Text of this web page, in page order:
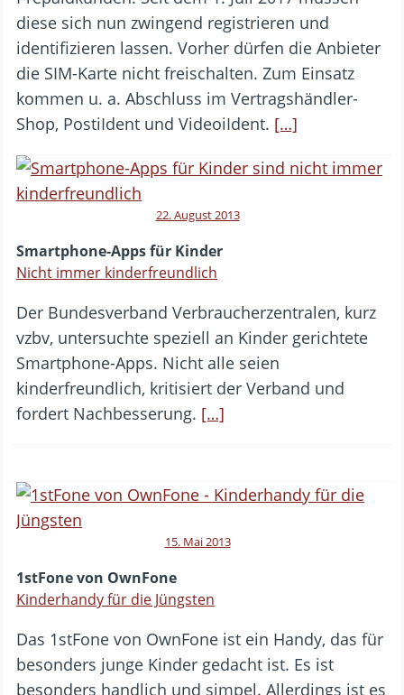
diese sich nun zwingend registrieren und
identifizieren lassen. Vorher dürfen die Anbieter
die SIM-Karte nicht freischalten. Zum Einsatz
kommen u. a. Abschluss im Vertragshändler-
Shop, PostiIdent und VideoiIdent. […]
22. August 2013
Smartphone-Apps für Kinder
Nicht immer kinderfreundlich
Der Bundesverband Verbraucherzentralen, kurz
vzbv, untersuchte speziell an Kinder gerichtete
Smartphone-Apps. Nicht alle seien
kinderfreundlich, kritisiert der Verband und
fordert Nachbesserung. […]
15. Mai 2013
1stFone von OwnFone
Kinderhandy für die Jüngsten
Das 1stFone von OwnFone ist ein Handy, das für
besonders junge Kinder gedacht ist. Es ist
besonders handlich und simpel. Allerdings ist es